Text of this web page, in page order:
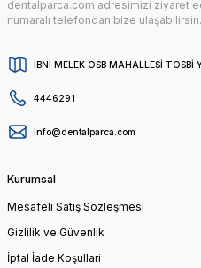
dentalparca.com adresimizi ziyaret
numaralı telefondan bize ulaşabilirsin.
İBNİ MELEK OSB MAHALLESİ
4446291
info@dentalparca.com
Kurumsal
Mesafeli Satış Sözleşmesi
Gizlilik ve Güvenlik
İptal İade Koşullari